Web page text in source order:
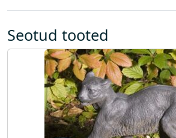
u
s
Seotud tooted